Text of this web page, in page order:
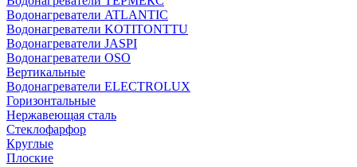
Водонагреватели ATLANTIC
Водонагреватели KOTITONTTU
Водонагреватели JASPI
Водонагреватели OSO
Вертикальные
Водонагреватели ELECTROLUX
Горизонтальные
Нержавеющая сталь
Стеклофарфор
Круглые
Плоские